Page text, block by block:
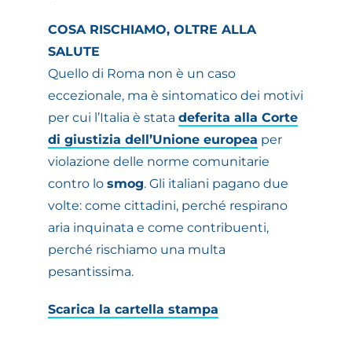
COSA RISCHIAMO, OLTRE ALLA
SALUTE
Quello di Roma non è un caso
eccezionale, ma è sintomatico dei motivi
per cui l’Italia è statadeferita alla Corte
di giustizia dell’Unione europea per
violazione delle norme comunitarie
contro losmog. Gli italiani pagano due
volte: come cittadini, perché respirano
aria inquinata e come contribuenti,
perché rischiamo una multa
pesantissima.
Scarica la cartella stampa